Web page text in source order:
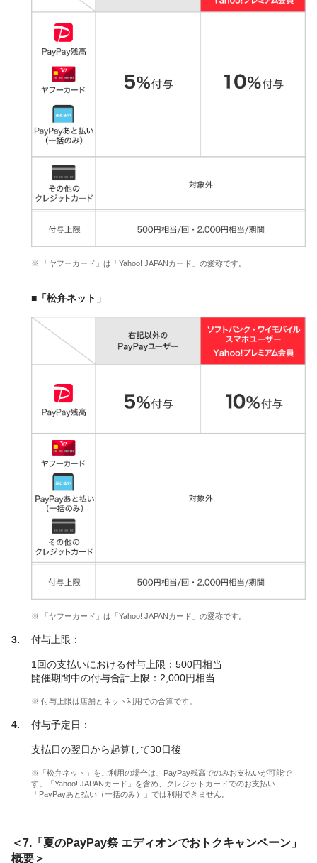
※ 「ヤフーカード」は「Yahoo! JAPANカード」の愛称です。
■「松弁ネット」
※ 「ヤフーカード」は「Yahoo! JAPANカード」の愛称です。
付与上限：
1回の支払いにおける付与上限：500円相当
開催期間中の付与合計上限：2,000円相当
※ 付与上限は店舗とネット利用での合算です。
付与予定日：
支払日の翌日から起算して30日後
※「松弁ネット」をご利用の場合は、PayPay残高でのみお支払いが可能で
す。「Yahoo! JAPANカード」を含め、クレジットカードでのお支払い、
「PayPayあと払い（一括のみ）」では利用できません。
＜7.「夏のPayPay祭 エディオンでおトクキャンペーン」
概要＞